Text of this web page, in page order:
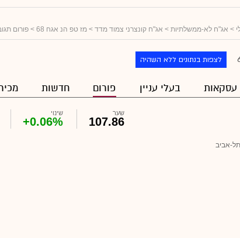
> אג"ח לא-ממשלתיות > אג"ח קונצרני צמוד מדד > מז טפ הנ אגח 68 > פורום
לצפות בנתונים ללא השהיה
עסקאות בעלי עניין פורום חדשות
תל-אביב
שער
107.86
שינוי
+0.06%